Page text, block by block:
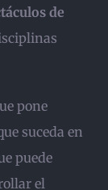
de
pone
suceda en
puede
el